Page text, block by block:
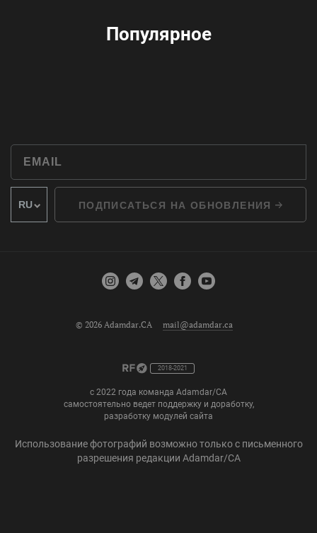
Популярное
ПОДПИСАТЬСЯ НА ОБНОВЛЕНИЯ
© 2026 Adamdar.CA mail@adamdar.ca
2018-2021
с 2022 года команда Adamdar/CA
самостоятельно ведет поддержку и доработку,
разработку модулей сайта
Использование фотографий возможно только с письменного
разрешения редакции Adamdar/CA